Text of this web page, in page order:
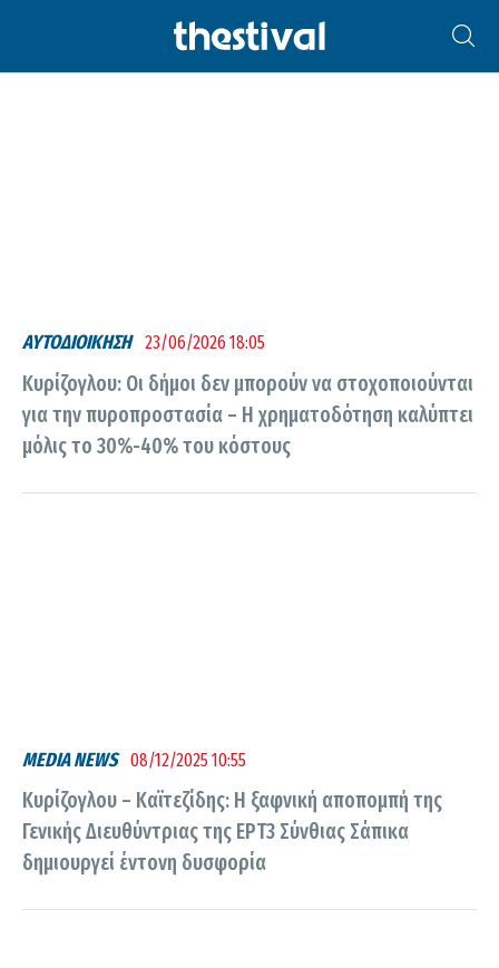
ΛΆΖΑΡΟΣ ΚΥΡΊΖΟΓΛΟΥ
ΑΥΤΟΔΙΟΙΚΗΣΗ 23/06/2026 18:05
Κυρίζογλου: Οι δήμοι δεν μπορούν να στοχοποιούνται
για την πυροπροστασία – Η χρηματοδότηση καλύπτει
μόλις το 30%-40% του κόστους
MEDIA NEWS 08/12/2025 10:55
Κυρίζογλου – Καϊτεζίδης: H ξαφνική αποπομπή της
Γενικής Διευθύντριας της ΕΡΤ3 Σύνθιας Σάπικα
δημιουργεί έντονη δυσφορία